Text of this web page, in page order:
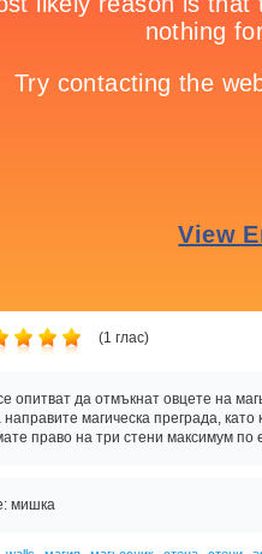
(1 глас)
опитват да отмъкнат овцете на
магическа преграда,
право на три стени максимум
мишка